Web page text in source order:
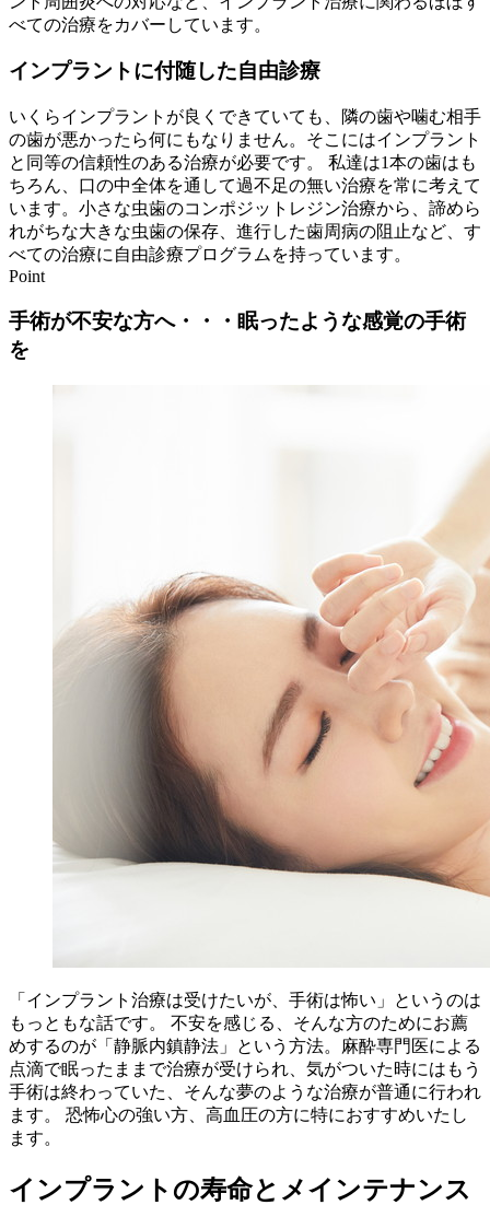
べての治療をカバーしています。
インプラントに付随した自由診療
いくらインプラントが良くできていても、隣の歯や噛む相手
の歯が悪かったら何にもなりません。そこにはインプラント
と同等の信頼性のある治療が必要です。 私達は1本の歯はも
ちろん、口の中全体を通して過不足の無い治療を常に考えて
います。小さな虫歯のコンポジットレジン治療から、諦めら
れがちな大きな虫歯の保存、進行した歯周病の阻止など、す
べての治療に自由診療プログラムを持っています。
Point
手術が不安な方へ・・・眠ったような感覚の手術
を
「インプラント治療は受けたいが、手術は怖い」というのは
もっともな話です。 不安を感じる、そんな方のためにお薦
めするのが「静脈内鎮静法」という方法。麻酔専門医による
点滴で眠ったままで治療が受けられ、気がついた時にはもう
手術は終わっていた、そんな夢のような治療が普通に行われ
ます。 恐怖心の強い方、高血圧の方に特におすすめいたし
ます。
インプラントの寿命とメインテナンス